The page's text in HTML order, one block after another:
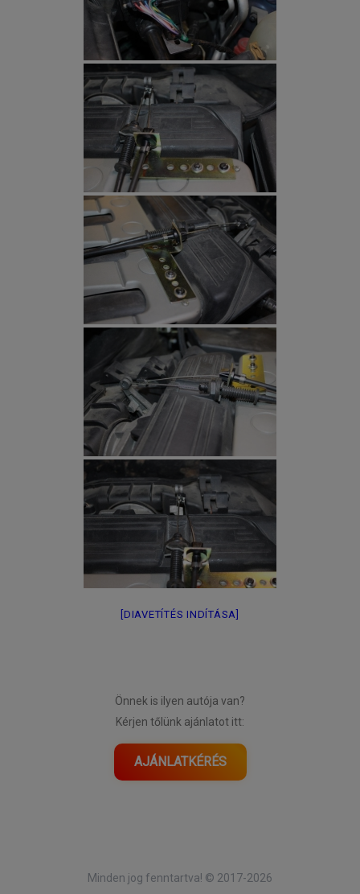
[DIAVETÍTÉS INDÍTÁSA]
Önnek is ilyen autója van?
Kérjen tőlünk ajánlatot itt:
AJÁNLATKÉRÉS
Minden jog fenntartva! © 2017-2026